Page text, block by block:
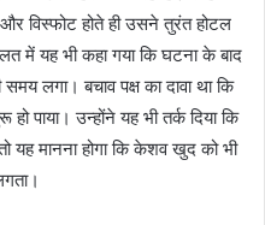
विस्फोट होते ही उसने तुरंत होटल
में यह भी कहा गया कि घटना के बाद
लगा। बचाव पक्ष का दावा था कि
पाया। उन्होंने यह भी तर्क दिया कि
यह मानना होगा कि केशव खुद को भी